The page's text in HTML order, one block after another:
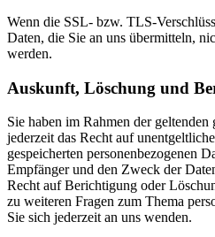
Wenn die SSL- bzw. TLS-
Daten, die Sie an uns übermitteln,
werden.
Auskunft, Löschung und
Sie haben im Rahmen der
jederzeit das Recht auf
gespeicherten personenbezogenen
Empfänger und den Zweck der
Recht auf Berichtigung oder
zu weiteren Fragen zum Thema
Sie sich jederzeit an uns wenden.